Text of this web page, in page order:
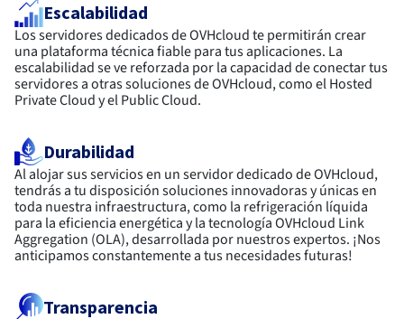
Escalabilidad
Los servidores dedicados de OVHcloud te permitirán crear
una plataforma técnica fiable para tus aplicaciones. La
escalabilidad se ve reforzada por la capacidad de conectar tus
servidores a otras soluciones de OVHcloud, como el Hosted
Private Cloud y el Public Cloud.
Durabilidad
Al alojar sus servicios en un servidor dedicado de OVHcloud,
tendrás a tu disposición soluciones innovadoras y únicas en
toda nuestra infraestructura, como la refrigeración líquida
para la eficiencia energética y la tecnología OVHcloud Link
Aggregation (OLA), desarrollada por nuestros expertos. ¡Nos
anticipamos constantemente a tus necesidades futuras!
Transparencia